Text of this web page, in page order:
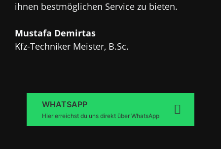
ihnen bestmöglichen Service zu bieten.
Mustafa Demirtas
Kfz-Techniker Meister, B.Sc.
WHATSAPP
Hier erreichst du uns direkt über WhatsApp